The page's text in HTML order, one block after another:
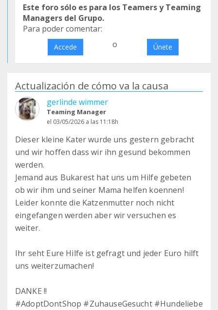
Este foro sólo es para los Teamers y Teaming
Managers del Grupo.
Para poder comentar:
Accede o Únete
Actualización de cómo va la causa
gerlinde wimmer
Teaming Manager
el 03/05/2026 a las 11:18h
Dieser kleine Kater wurde uns gestern gebracht
und wir hoffen dass wir ihn gesund bekommen
werden.
Jemand aus Bukarest hat uns um Hilfe gebeten
ob wir ihm und seiner Mama helfen koennen!
Leider konnte die Katzenmutter noch nicht
eingefangen werden aber wir versuchen es
weiter.
Ihr seht Eure Hilfe ist gefragt und jeder Euro hilft
uns weiterzumachen!
DANKE !!
#AdoptDontShop #ZuhauseGesucht #Hundeliebe